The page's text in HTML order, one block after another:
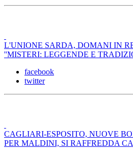
L'UNIONE SARDA, DOMANI IN
''MISTERI: LEGGENDE E
facebook
twitter
CAGLIARI-ESPOSITO, NUOVE
PER MALDINI, SI RAFFREDDA